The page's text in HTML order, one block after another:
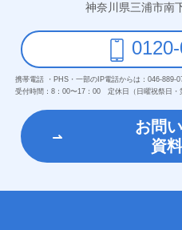
神奈川県三浦市南
お問
資
携帯電話 ・PHS・一部のIP電話からは： 046-889-
受付時間： 8：00〜17：00 定休日（日曜祝祭日・